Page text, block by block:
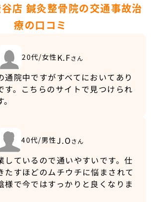
店 鍼灸整骨院の交通事故治
療の口コミ
20代/女性K.Fさん
通院中ですがすべてにおいてあり
す。こちらのサイトで見つけられ
40代/男性J.O さん
しているので通いやすいです。仕
たすほどのムチウチに悩まされて
様で今ではすっかりと良くなりま